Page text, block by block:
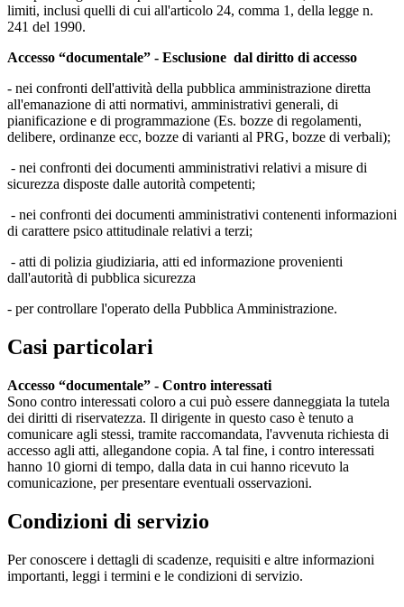
limiti, inclusi quelli di cui all'articolo 24, comma 1, della legge n.
241 del 1990.
Accesso “documentale” - Esclusione dal diritto di accesso
- nei confronti dell'attività della pubblica amministrazione diretta
all'emanazione di atti normativi, amministrativi generali, di
pianificazione e di programmazione (Es. bozze di regolamenti,
delibere, ordinanze ecc, bozze di varianti al PRG, bozze di verbali);
- nei confronti dei documenti amministrativi relativi a misure di
sicurezza disposte dalle autorità competenti;
- nei confronti dei documenti amministrativi contenenti informazioni
di carattere psico attitudinale relativi a terzi;
- atti di polizia giudiziaria, atti ed informazione provenienti
dall'autorità di pubblica sicurezza
- per controllare l'operato della Pubblica Amministrazione.
Casi particolari
Accesso “documentale” - Contro interessati
Sono contro interessati coloro a cui può essere danneggiata la tutela
dei diritti di riservatezza. Il dirigente in questo caso è tenuto a
comunicare agli stessi, tramite raccomandata, l'avvenuta richiesta di
accesso agli atti, allegandone copia. A tal fine, i contro interessati
hanno 10 giorni di tempo, dalla data in cui hanno ricevuto la
comunicazione, per presentare eventuali osservazioni.
Condizioni di servizio
Per conoscere i dettagli di scadenze, requisiti e altre informazioni
importanti, leggi i termini e le condizioni di servizio.